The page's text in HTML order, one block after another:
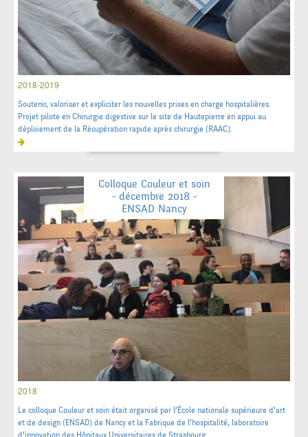
2018-2019
Soutenir, valoriser et expliciter les nouvelles prises en charge hospitalières.
Projet pilote en Chirurgie digestive sur le site de Hautepierre en appui au
déploiement de la Récupération rapide après chirurgie (RAAC).
Colloque Couleur et soin
- décembre 2018 -
ENSAD Nancy
2018
Le colloque Couleur et soin était organisé par l’École nationale supérieure d’art
et de design (ENSAD) de Nancy et la Fabrique de l’hospitalité, laboratoire